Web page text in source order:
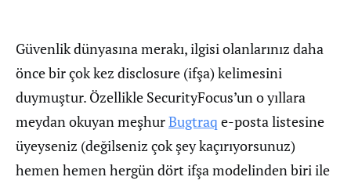
Güvenlik dünyasına merakı, ilgisi olanlarınız daha
önce bir çok kez disclosure (ifşa) kelimesini
duymuştur. Özellikle SecurityFocus’un o yıllara
meydan okuyan meşhurBugtraq e-posta listesine
üyeyseniz (değilseniz çok şey kaçırıyorsunuz)
hemen hemen hergün dört ifşa modelinden biri ile